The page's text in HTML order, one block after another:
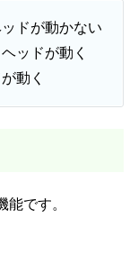
ドが動かない
ッドが動く
動く
です。